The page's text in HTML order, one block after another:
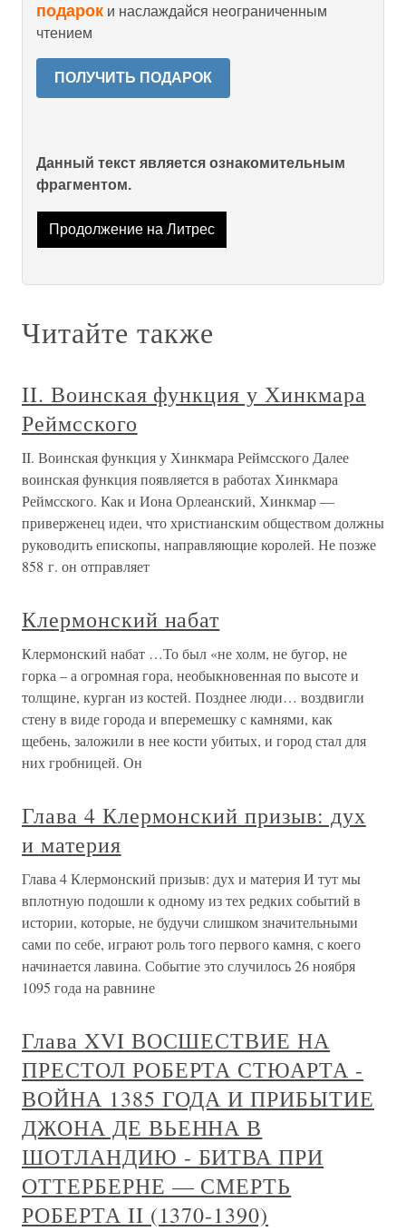
подарок и наслаждайся неограниченным
чтением
ПОЛУЧИТЬ ПОДАРОК
Данный текст является ознакомительным
фрагментом.
Продолжение на Литрес
Читайте также
II. Воинская функция у Хинкмара
Реймсского
II. Воинская функция у Хинкмара Реймсского Далее
воинская функция появляется в работах Хинкмара
Реймсского. Как и Иона Орлеанский, Хинкмар —
приверженец идеи, что христианским обществом должны
руководить епископы, направляющие королей. Не позже
858 г. он отправляет
Клермонский набат
Клермонский набат …То был «не холм, не бугор, не
горка – а огромная гора, необыкновенная по высоте и
толщине, курган из костей. Позднее люди… воздвигли
стену в виде города и вперемешку с камнями, как
щебень, заложили в нее кости убитых, и город стал для
них гробницей. Он
Глава 4 Клермонский призыв: дух
и материя
Глава 4 Клермонский призыв: дух и материя И тут мы
вплотную подошли к одному из тех редких событий в
истории, которые, не будучи слишком значительными
сами по себе, играют роль того первого камня, с коего
начинается лавина. Событие это случилось 26 ноября
1095 года на равнине
Глава XVI ВОСШЕСТВИЕ НА
ПРЕСТОЛ РОБЕРТА СТЮАРТА -
ВОЙНА 1385 ГОДА И ПРИБЫТИЕ
ДЖОНА ДЕ ВЬЕННА В
ШОТЛАНДИЮ - БИТВА ПРИ
ОТТЕРБЕРНЕ — СМЕРТЬ
РОБЕРТА II (1370-1390)